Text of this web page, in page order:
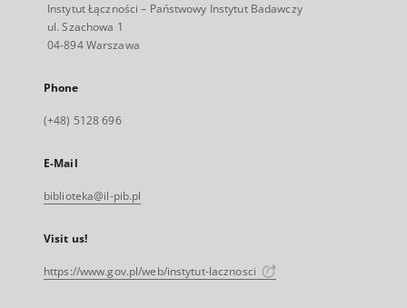
Instytut Łączności – Państwowy Instytut Badawczy
ul. Szachowa 1
04-894 Warszawa
Phone
(+48) 5128 696
E-Mail
biblioteka@il-pib.pl
Visit us!
https://www.gov.pl/web/instytut-lacznosci